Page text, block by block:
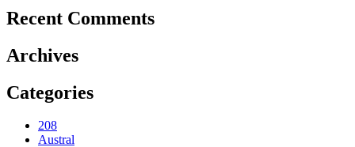
Recent Comments
Archives
Categories
208
Austral